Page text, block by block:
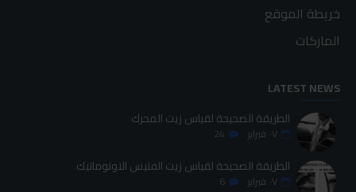
خريطة الموقع
الماركات
LATEST NEWS
الطريقة الصحيحة لقياس زيت المحرك
٠٧ فبراير 24
الطريقة الصحيحة لقياس زيت الفتيس الاوتوماتيك
٠٧ فبراير 6